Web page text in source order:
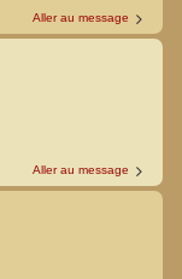
Aller au message
Aller au message